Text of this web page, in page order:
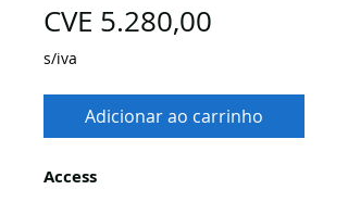
CVE 5.280,00
s/iva
Adicionar ao carrinho
Access